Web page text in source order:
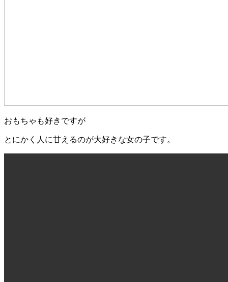
おもちゃも好きですが
とにかく人に甘えるのが大好きな女の子です。